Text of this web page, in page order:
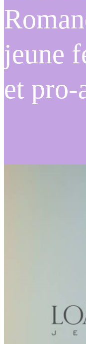
jeune
et pro-